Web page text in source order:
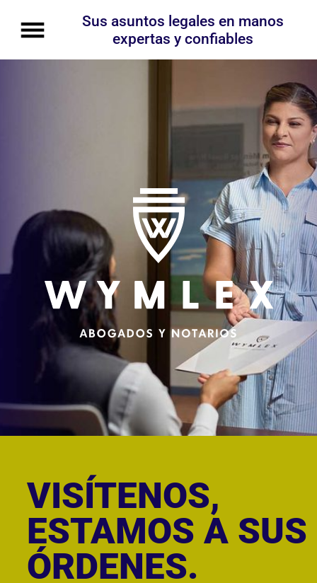
VISÍTENOS,
ESTAMOS A SUS
ÓRDENES.
Sus asuntos legales en manos
expertas y confiables